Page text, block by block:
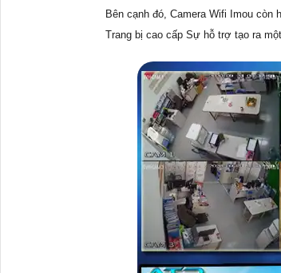
Bên cạnh đó, Camera Wifi Imou
Trang bị cao cấp Sự hỗ trợ tạo ra